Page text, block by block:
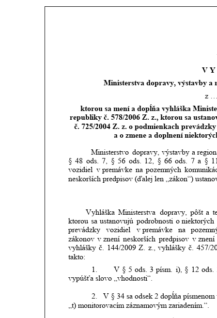
V Y
Ministerstva dopravy, výstavby a
z
ktorou sa mení a dopĺňa vyhláška
republiky č. 578/2006 Z. z., ktorou sa
č. 725/2004 Z. z. o podmienkach
a o zmene a doplnení
Ministerstvo dopravy, výstavby a
§ 48 ods. 7, § 56 ods. 12, § 66 ods. 7 a §
vozidiel v premávke na pozemných
neskorších predpisov (ďalej len „zákon“)
Vyhláška Ministerstva dopravy, pôšt a
ktorou sa ustanovujú podrobnosti o niektorých
prevádzky
vozidiel v premávke na
zákonov v znení neskorších predpisov v znení
vyhlášky č. 144/2009 Z. z., vyhlášky č. 457/
takto:
1.
V § 5 ods. 3 písm. i), § 12 ods.
vypúšťa slovo „vhodnosti“.
2.
V § 34 sa odsek 2 dopĺňa
„t) monitorovacím záznamovým zariadením.“.